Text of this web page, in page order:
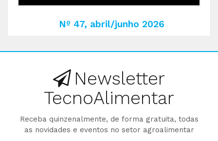
Nº 47, abril/junho 2026
Newsletter
TecnoAlimentar
Receba quinzenalmente, de forma gratuita, todas
as novidades e eventos no setor agroalimentar